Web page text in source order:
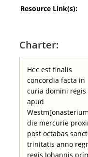
Resource Link(s):
Charter:
Hec est finalis
concordia facta in
curia domini regis
apud
die mercurie
post octabas
trinitatis anno
regis Johannis